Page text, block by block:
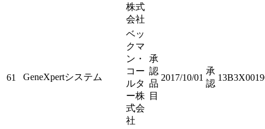
株式
会社
61 GeneXpertシステム
ベッ
クマ
ン・
コー
ルタ
ー株
式会
社
承
認
品
目
2017/10/01
承
認